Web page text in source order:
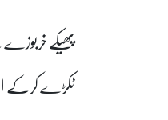
پھیکے
ٹکڑے کرکے اسے بلینڈر میں